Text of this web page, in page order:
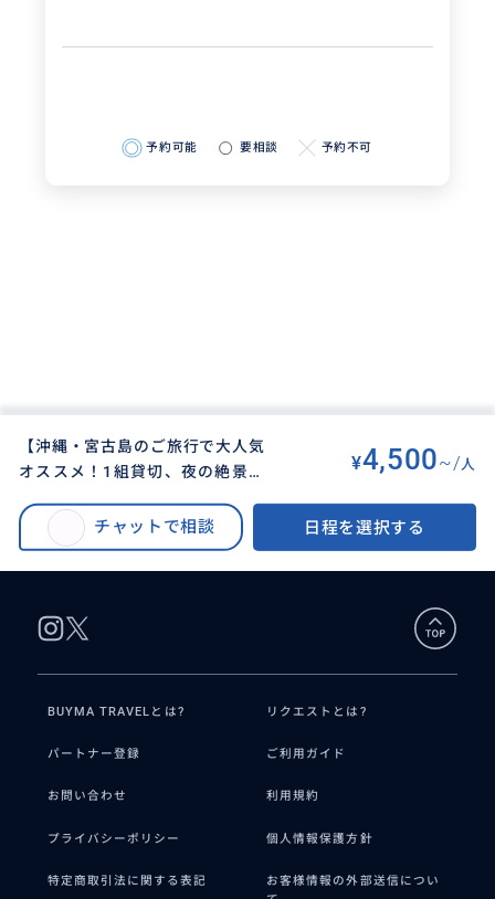
予約可能 要相談 予約不可
【沖縄・宮古島のご旅行で大人気
オススメ！1組貸切、夜の絶景星
意あります！当日予約もOKです
◎
¥4,500~/人
チャットで相談 日程を選択する
【沖縄・宮古島】1組貸切、夜の絶景星空フォトツアー！送迎プランもご用意
あります！当日予約もOKです◎
BUYMA TRAVELとは? リクエストとは?
パートナー登録 ご利用ガイド
お問い合わせ 利用規約
プライバシーポリシー 個人情報保護方針
特定商取引法に関する表記
お客様情報の外部送信につい